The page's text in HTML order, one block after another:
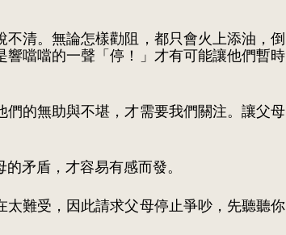
清。無論怎樣勸阻，都只會火上添油，倒
噹噹的一聲「停！」才有可能讓他們暫時
的無助與不堪，才需要我們關注。讓父母
矛盾，才容易有感而發。
難受，因此請求父母停止爭吵，先聽聽你